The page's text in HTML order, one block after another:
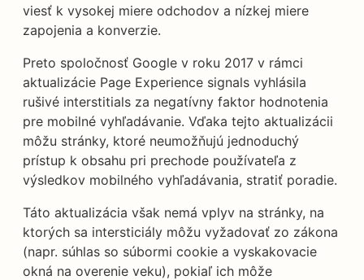
viesť k vysokej miere odchodov a nízkej miere
zapojenia a konverzie.
Preto spoločnosť Google v roku 2017 v rámci
aktualizácie Page Experience signals vyhlásila
rušivé interstitials za negatívny faktor hodnotenia
pre mobilné vyhľadávanie. Vďaka tejto aktualizácii
môžu stránky, ktoré neumožňujú jednoduchý
prístup k obsahu pri prechode používateľa z
výsledkov mobilného vyhľadávania, stratiť poradie.
Táto aktualizácia však nemá vplyv na stránky, na
ktorých sa intersticiály môžu vyžadovať zo zákona
(napr. súhlas so súbormi cookie a vyskakovacie
okná na overenie veku), pokiaľ ich môže